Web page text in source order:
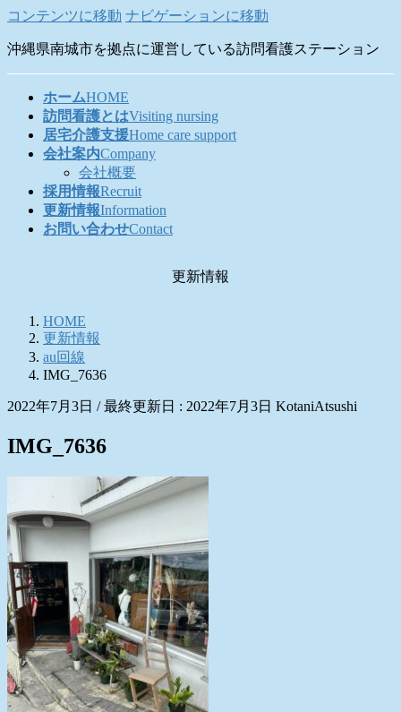
コンテンツに移動 ナビゲーションに移動
沖縄県南城市を拠点に運営している訪問看護ステーション
ホームHOME
訪問看護とはVisiting nursing
居宅介護支援Home care support
会社案内Company
会社概要
採用情報Recruit
更新情報Information
お問い合わせContact
更新情報
HOME
更新情報
au回線
IMG_7636
2022年7月3日 / 最終更新日 : 2022年7月3日 KotaniAtsushi
IMG_7636